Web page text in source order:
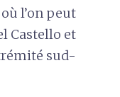
l’on peut
Castello et
sud-